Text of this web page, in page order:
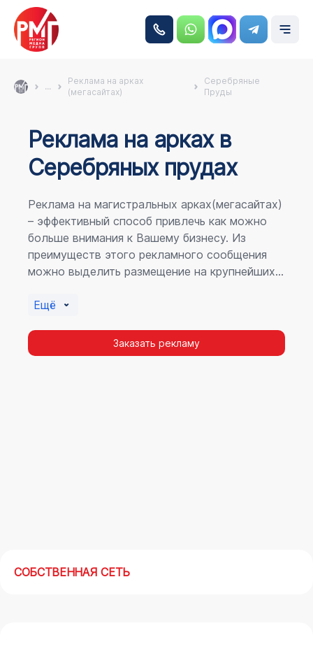
...
Реклама на арках
(мегасайтах)
Серебряные
Пруды
Реклама на аркаx в
Серебряных прудах
Реклама на магистральных арках(мегасайтах)
– эффективный способ привлечь как можно
больше внимания к Вашему бизнесу. Из
преимуществ этого рекламного сообщения
можно выделить размещение на крупнейших
пешеходному потоку расположение в прямой
повторных контактов.
Ещё
Заказать рекламу
СОБСТВЕННАЯ СЕТЬ